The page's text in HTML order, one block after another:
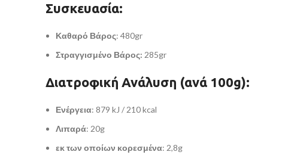
Συσκευασία:
Καθαρό Βάρος: 480gr
Στραγγισμένο Βάρος: 285gr
Διατροφική Ανάλυση (ανά 100g):
Ενέργεια: 879 kJ / 210 kcal
Λιπαρά: 20g
εκ των οποίων κορεσμένα: 2,8g